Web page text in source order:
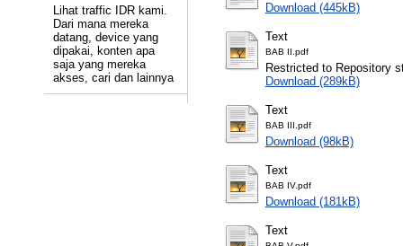
Lihat traffic IDR kami.
Dari mana mereka
datang, device yang
dipakai, konten apa
saja yang mereka
akses, cari dan lainnya
Download (445kB)
Text
BAB II.pdf
Restricted to Repository
Download (289kB)
Text
BAB III.pdf
Download (98kB)
Text
BAB IV.pdf
Download (181kB)
Text